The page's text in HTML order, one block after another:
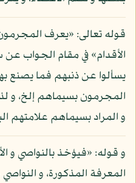
قوله تعالى: «يعرف
الأقدام» في مقام الجواب
يسألوا عن ذنبهم فما يصنع
المجرمون بسيماهم إلخ، و
و المراد بسيماهم علامتهم
و قوله: «فيؤخذ بالنواصي و
المعرفة المذكورة، و